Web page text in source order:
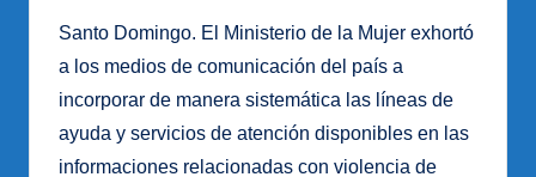
Santo Domingo. El Ministerio de la Mujer exhortó
a los medios de comunicación del país a
incorporar de manera sistemática las líneas de
ayuda y servicios de atención disponibles en las
informaciones relacionadas con violencia de